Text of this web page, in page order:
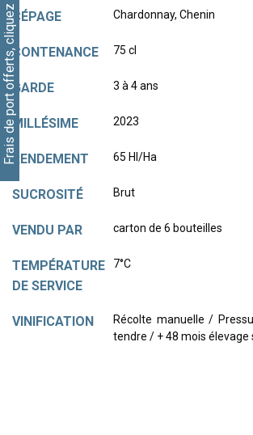
Frais de port offerts, cliquez iciCÉPAGE Chardonnay, Chenin
CONTENANCE 75 cl
GARDE 3 à 4 ans
MILLÉSIME 2023
RENDEMENT 65 Hl/Ha
SUCROSITÉ Brut
VENDU PAR carton de 6 bouteilles
TEMPÉRATURE
DE SERVICE
7°C
VINIFICATION
Récolte manuelle /
tendre / + 48 mois élevage